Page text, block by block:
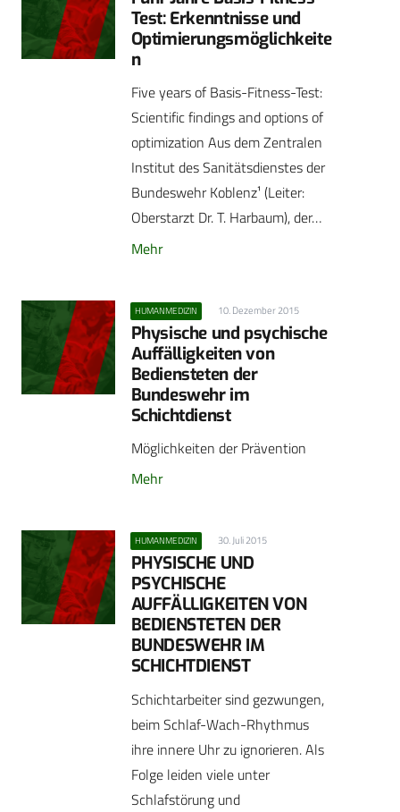
Test: Erkenntnisse und
Optimierungsmöglichkeite
n
Five years of Basis-Fitness-Test:
Scientific findings and options of
optimization Aus dem Zentralen
Institut des Sanitätsdienstes der
Bundeswehr Koblenz¹ (Leiter:
Oberstarzt Dr. T. Harbaum), der…
Mehr
HUMANMEDIZIN 10. Dezember 2015
Physische und psychische
Auffälligkeiten von
Bediensteten der
Bundeswehr im
Schichtdienst
Möglichkeiten der Prävention
Mehr
HUMANMEDIZIN 30. Juli 2015
PHYSISCHE UND
PSYCHISCHE
AUFFÄLLIGKEITEN VON
BEDIENSTETEN DER
BUNDESWEHR IM
SCHICHTDIENST
Schichtarbeiter sind gezwungen,
beim Schlaf-Wach-Rhythmus
ihre innere Uhr zu ignorieren. Als
Folge leiden viele unter
Schlafstörung und